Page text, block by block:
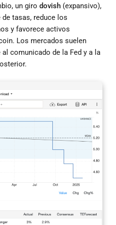
un giro dovish (expansivo),
tasas, reduce los
y favorece activos
Los mercados suelen
comunicado de la Fed y a la